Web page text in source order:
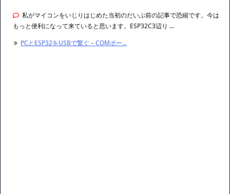
私がマイコンをいじりはじめた当初のだいぶ前の記事で恐縮です。今は
もっと便利になって来ていると思います。ESP32C3辺り ...
PCとESP32をUSBで繋ぐ – COMポー...